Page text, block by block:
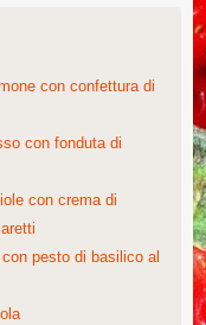
con confettura di
con fonduta di
con crema di
pesto di basilico al